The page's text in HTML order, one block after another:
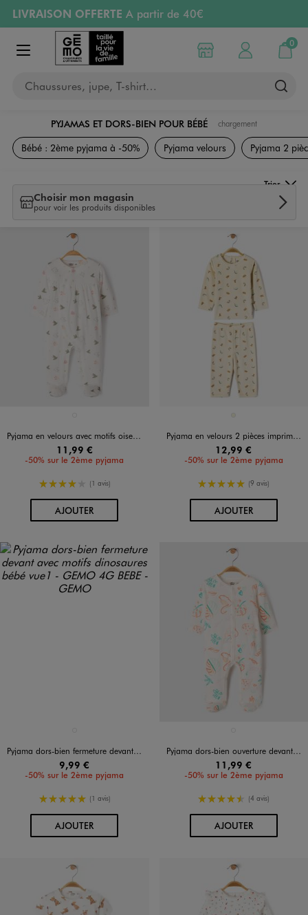
Aller au contenu principal
Aller à la navigation
LIVRAISON OFFERTE A partir de 40€
RETRAIT ET LIVRAISON OFFERTE
en magasin
PAYEZ EN 3x SANS FRAIS
Retours OFFERTS
pendant 30 jours
Afficher le menu
Chaussures, jupe, T-shirt…
Choisir mon magasin
Mon compte
0
Mon
PYJAMAS ET DORS-BIEN POUR BÉBÉ chargement
Naissance
Bébé : 2ème pyjama à -50% Pyjama velours Pyjama 2
Choisir mon magasin
pour voir les produits disponibles
Trier
Pyjama en velours avec motifs oiseaux et fronces bébé
11,99 €
-50% sur le 2ème pyjama
4/5 de moyenne
(1 avis)
AJOUTERAU PANIER
Pyjama en velours 2 pièces imprimées dinosaures bébé
12,99 €
-50% sur le 2ème pyjama
5/5 de moyenne
(9 avis)
AJOUTERAU PANIER
Pyjama dors-bien fermeture devant avec motifs dinosaures bébé
9,99 €
-50% sur le 2ème pyjama
5/5 de moyenne
(1 avis)
AJOUTERAU PANIER
Pyjama dors-bien ouverture devant imprimé tropical bébé
11,99 €
-50% sur le 2ème pyjama
4.5/5 de moyenne
(4 avis)
AJOUTERAU PANIER